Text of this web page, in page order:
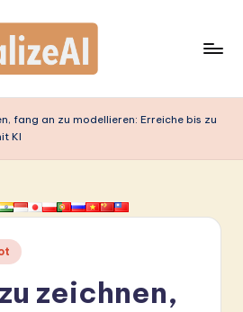
fang an zu modellieren: Erreiche bis zu
KI
zeichnen,